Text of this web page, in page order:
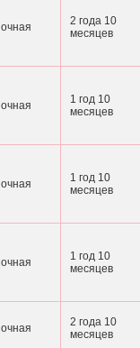
очная
2 года 10
месяцев
очная
1 год 10
месяцев
очная
1 год 10
месяцев
очная
1 год 10
месяцев
очная
2 года 10
месяцев